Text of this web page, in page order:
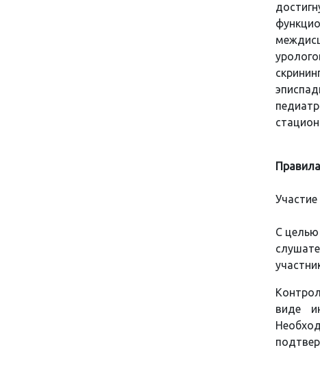
С целью
виде